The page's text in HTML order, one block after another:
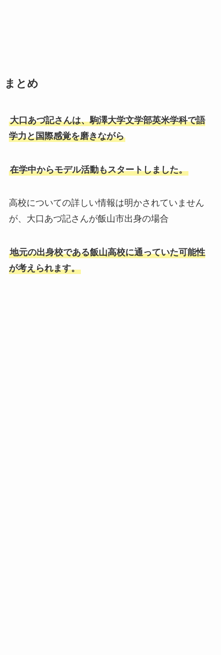
まとめ
大口あづ記さんは、駒澤大学文学部英米学科で語
学力と国際感覚を磨きながら
在学中からモデル活動もスタートしました。
高校についての詳しい情報は明かされていません
が、大口あづ記さんが飯山市出身の場合
地元の出身校である飯山高校に通っていた可能性
が考えられます。